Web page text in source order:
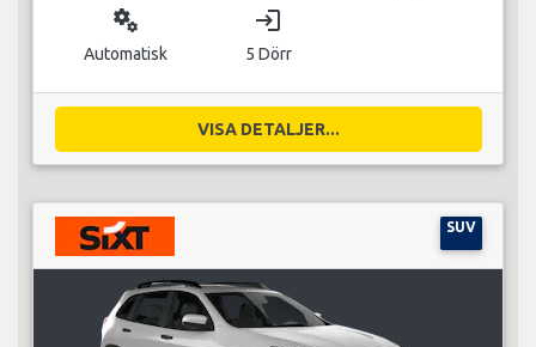
miscellaneous_services
Automatisk
login
5 Dörr
VISA DETALJER...
SUV